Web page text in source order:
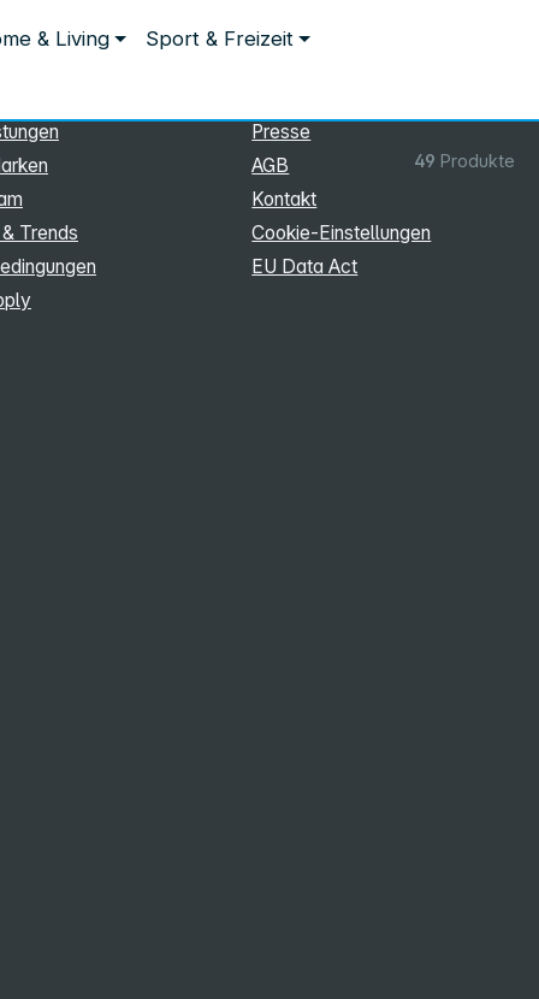
& Living Sport & Freizeit
49 Produkte
Trends
Presse
AGB
Kontakt
Cookie‑Einstellungen
EU Data Act